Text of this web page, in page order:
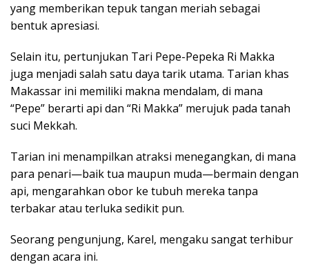
yang memberikan tepuk tangan meriah sebagai
bentuk apresiasi.
Selain itu, pertunjukan Tari Pepe-Pepeka Ri Makka
juga menjadi salah satu daya tarik utama. Tarian khas
Makassar ini memiliki makna mendalam, di mana
“Pepe” berarti api dan “Ri Makka” merujuk pada tanah
suci Mekkah.
Tarian ini menampilkan atraksi menegangkan, di mana
para penari—baik tua maupun muda—bermain dengan
api, mengarahkan obor ke tubuh mereka tanpa
terbakar atau terluka sedikit pun.
Seorang pengunjung, Karel, mengaku sangat terhibur
dengan acara ini.